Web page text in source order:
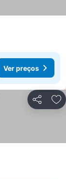
Ver preços
Partilhar